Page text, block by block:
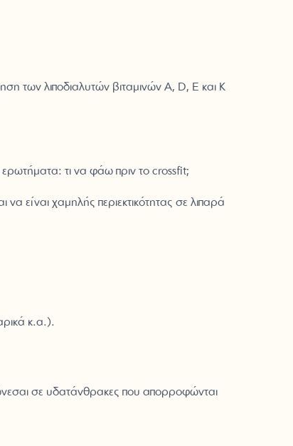
των λιποδιαλυτών βιταμινών Α, D, Ε και Κ
τι να φάω πριν το crossfit;
είναι χαμηλής περιεκτικότητας σε λιπαρά
κ.α.).
σε υδατάνθρακες που απορροφώνται